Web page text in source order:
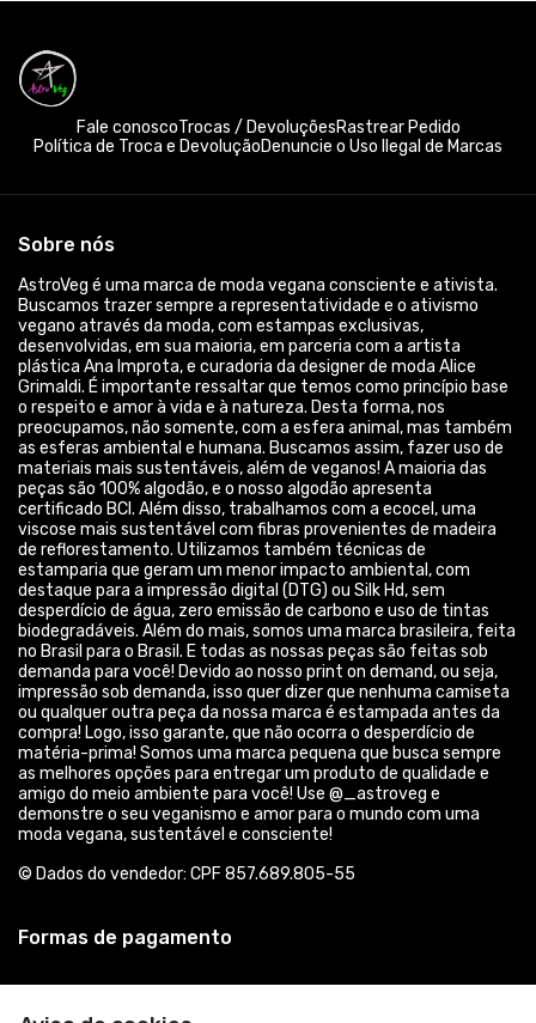
Fale conoscoTrocas / DevoluçõesRastrear Pedido
Política de Troca e DevoluçãoDenuncie o Uso Ilegal de Marcas
Sobre nós
AstroVeg é uma marca de moda vegana consciente e ativista.
Buscamos trazer sempre a representatividade e o ativismo
vegano através da moda, com estampas exclusivas,
desenvolvidas, em sua maioria, em parceria com a artista
plástica Ana Improta, e curadoria da designer de moda Alice
Grimaldi. É importante ressaltar que temos como princípio base
o respeito e amor à vida e à natureza. Desta forma, nos
preocupamos, não somente, com a esfera animal, mas também
as esferas ambiental e humana. Buscamos assim, fazer uso de
materiais mais sustentáveis, além de veganos! A maioria das
peças são 100% algodão, e o nosso algodão apresenta
certificado BCI. Além disso, trabalhamos com a ecocel, uma
viscose mais sustentável com fibras provenientes de madeira
de reflorestamento. Utilizamos também técnicas de
estamparia que geram um menor impacto ambiental, com
destaque para a impressão digital (DTG) ou Silk Hd, sem
desperdício de água, zero emissão de carbono e uso de tintas
biodegradáveis. Além do mais, somos uma marca brasileira, feita
no Brasil para o Brasil. E todas as nossas peças são feitas sob
demanda para você! Devido ao nosso print on demand, ou seja,
impressão sob demanda, isso quer dizer que nenhuma camiseta
ou qualquer outra peça da nossa marca é estampada antes da
compra! Logo, isso garante, que não ocorra o desperdício de
matéria-prima! Somos uma marca pequena que busca sempre
as melhores opções para entregar um produto de qualidade e
amigo do meio ambiente para você! Use @_astroveg e
demonstre o seu veganismo e amor para o mundo com uma
moda vegana, sustentável e consciente!
© Dados do vendedor: CPF 857.689.805-55
Formas de pagamento